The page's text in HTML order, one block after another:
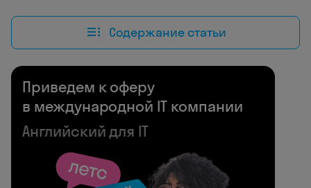
Содержание статьи
Приведем к оферу
в международной IT компании
Английский для IT